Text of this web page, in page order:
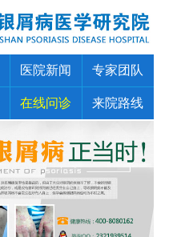
医院新闻 专家团队
在线问诊 来院路线